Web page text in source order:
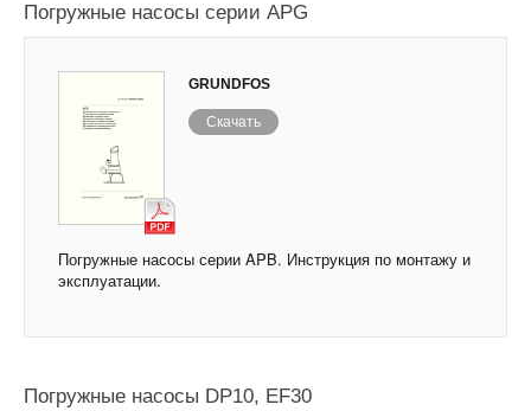
Погружные насосы серии APG
GRUNDFOS
Скачать
Погружные насосы серии APB. Инструкция по монтажу и
эксплуатации.
Погружные насосы DP10, EF30